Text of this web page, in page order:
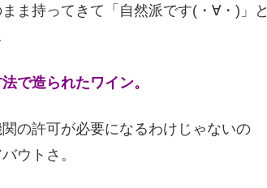
ま持ってきて「自然派です(・∀・)」と
で造られたワイン。
の許可が必要になるわけじゃないの
ウトさ。